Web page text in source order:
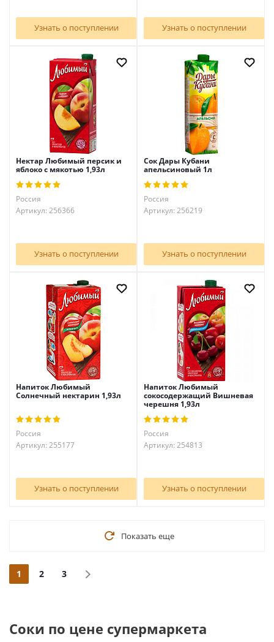
Узнать о поступлении Узнать о поступлении
Нектар Любимый персик и
яблоко с мякотью 1,93л
Россия
Артикул: 256366
Узнать о поступлении
Сок Дары Кубани
апельсиновый 1л
Россия
Артикул: 256219
Узнать о поступлении
Напиток Любимый
Солнечный нектарин 1,93л
Россия
Артикул: 255177
Узнать о поступлении
Напиток Любимый
сокосодержащий Вишневая
черешня 1,93л
Россия
Артикул: 254813
Узнать о поступлении
Показать еще
1 2 3
Соки по цене супермаркета